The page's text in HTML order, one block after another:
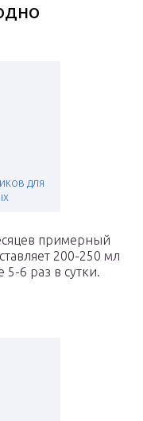
для
примерный
200-250 мл
6 раз в сутки.